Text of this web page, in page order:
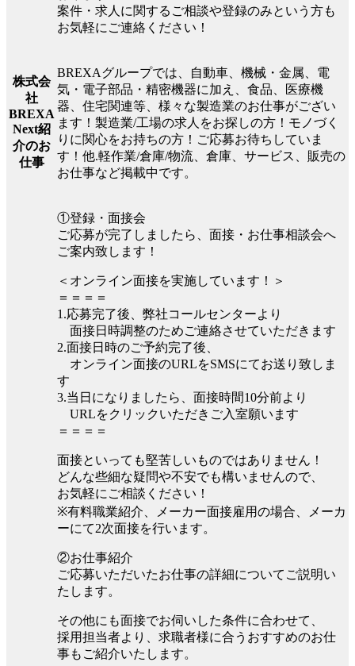
案件・求人に関するご相談や登録のみという方も
お気軽にご連絡ください！
株式会
社
BREXA
Next紹
介のお
仕事
BREXAグループでは、自動車、機械・金属、電
気・電子部品・精密機器に加え、食品、医療機
器、住宅関連等、様々な製造業のお仕事がござい
ます！製造業/工場の求人をお探しの方！モノづく
りに関心をお持ちの方！ご応募お待ちしていま
す！他.軽作業/倉庫/物流、倉庫、サービス、販売の
お仕事など掲載中です。
①登録・面接会
ご応募が完了しましたら、面接・お仕事相談会へ
ご案内致します！
＜オンライン面接を実施しています！＞
＝＝＝＝
1.応募完了後、弊社コールセンターより
面接日時調整のためご連絡させていただきます
2.面接日時のご予約完了後、
オンライン面接のURLをSMSにてお送り致しま
す
3.当日になりましたら、面接時間10分前より
URLをクリックいただきご入室願います
＝＝＝＝
面接といっても堅苦しいものではありません！
どんな些細な疑問や不安でも構いませんので、
お気軽にご相談ください！
※有料職業紹介、メーカー面接雇用の場合、メーカ
ーにて2次面接を行います。
②お仕事紹介
ご応募いただいたお仕事の詳細についてご説明い
たします。
その他にも面接でお伺いした条件に合わせて、
採用担当者より、求職者様に合うおすすめのお仕
事もご紹介いたします。